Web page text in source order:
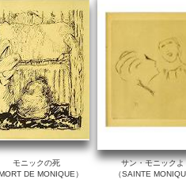
モニックの死
MORT DE MONIQUE）
サン・モニックよ
（SAINTE